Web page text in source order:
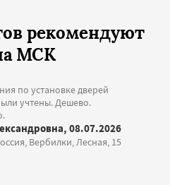
рекомендуют
МСК
по установке дверей
учтены. Дешево.
08.07.2026
Вербилки, Лесная, 15